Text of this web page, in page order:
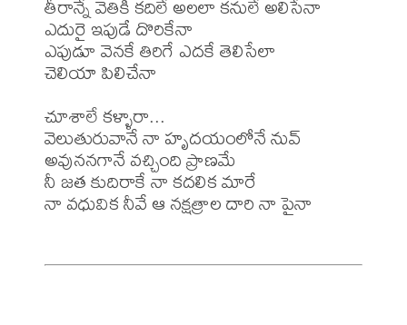
ఎదురై ఇపుడే దొరికేనా
ఎపుడూ వెనకే తిరిగే ఎదకే తెలిసేలా
చెలియా పిలిచేనా
చూశాలే కళ్ళారా...
వెలుతురువానే నా హృదయంలోనే నువ్
అవుననగానే వచ్చింది ప్రాణమే
నీ జత కుదిరాకే నా కదలిక మారే
నా వధువిక నీవే ఆ నక్షత్రాల దారి నా పైనా